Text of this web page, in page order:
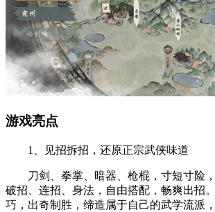
游戏亮点
1、见招拆招，还原正宗武侠味道
刀剑、拳掌、暗器、枪棍，寸短寸险，
破招、连招、身法，自由搭配，畅爽出招
巧，出奇制胜，缔造属于自己的武学流派